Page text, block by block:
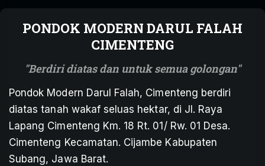
PONDOK MODERN DARUL FALAH
CIMENTENG
Berdiri diatas dan untuk semua golongan
Pondok Modern Darul Falah, Cimenteng berdiri
diatas tanah wakaf seluas hektar, di Jl. Raya
Lapang Cimenteng Km. 18 Rt. 01/ Rw. 01 Desa.
Cimenteng Kecamatan. Cijambe Kabupaten
Subang, Jawa Barat.